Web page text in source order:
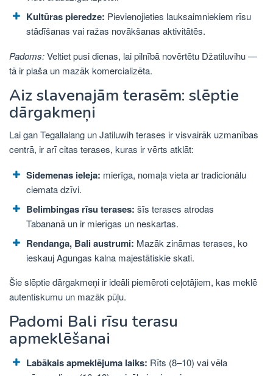
Kultūras pieredze: Pievienojieties lauksaimniekiem rīsu
stādīšanas vai ražas novākšanas aktivitātēs.
Padoms:Veltiet pusi dienas, lai pilnībā novērtētu Džatiluvihu —
tā ir plaša un mazāk komercializēta.
Aiz slavenajām terasēm: slēptie
dārgakmeņi
Lai gan Tegallalang un Jatiluwih terases ir visvairāk uzmanības
centrā, ir arī citas terases, kuras ir vērts atklāt:
Sidemenas ieleja: mierīga, nomaļa vieta ar tradicionālu
ciemata dzīvi.
Belimbingas rīsu terases: šīs terases atrodas
Tabananā un ir mierīgas un neskartas.
Rendanga, Bali austrumi: Mazāk zināmas terases, ko
ieskauj Agungas kalna majestātiskie skati.
Šie slēptie dārgakmeņi ir ideāli piemēroti ceļotājiem, kas meklē
autentiskumu un mazāk pūļu.
Padomi Bali rīsu terasu
apmeklēšanai
Labākais apmeklējuma laiks: Rīts (8–10) vai vēla